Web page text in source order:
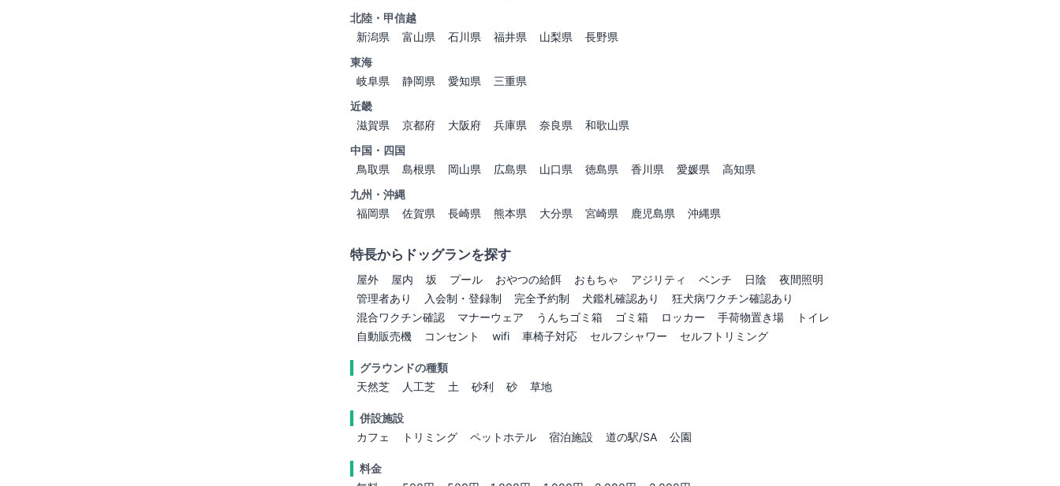
北陸・甲信越
新潟県
富山県 石川県 福井県 山梨県
長野県
東海
岐阜県
静岡県 愛知県
三重県
近畿
滋賀県
京都府 大阪府 兵庫県 奈良県
和歌山県
中国・四国
鳥取県
島根県 岡山県 広島県 山口県 徳島県 香川県 愛媛県
高知県
九州・沖縄
福岡県
佐賀県 長崎県 熊本県 大分県 宮崎県 鹿児島県 沖縄県
特長からドッグランを探す
屋外 屋内 坂 プール おやつの給餌 おもちゃ アジリティ ベンチ 日陰
夜間照明
管理者あり
入会制・登録制 完全予約制 犬鑑札確認あり
狂犬病ワクチン確認あり
混合ワクチン確認
マナーウェア うんちゴミ箱 ゴミ箱 ロッカー 手荷物置き場
トイレ
自動販売機
コンセント wifi 車椅子対応 セルフシャワー セルフトリミング
グラウンドの種類
天然芝
人工芝 土 砂利 砂 草地
併設施設
カフェ
トリミング ペットホテル 宿泊施設 道の駅/SA 公園
料金